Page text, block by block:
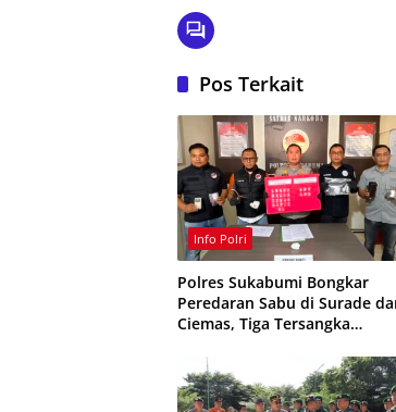
Pos Terkait
Info Polri
Polres Sukabumi Bongkar
Peredaran Sabu di Surade
Ciemas, Tiga Tersangka